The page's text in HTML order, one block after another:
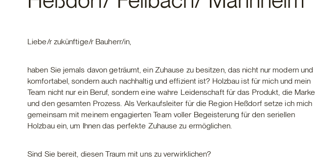
Liebe/r zukünftige/r Bauherr/in,
haben Sie jemals davon geträumt, ein Zuhause zu besitzen, das nicht nur modern und
komfortabel, sondern auch nachhaltig und effizient ist? Holzbau ist für mich und mein
Team nicht nur ein Beruf, sondern eine wahre Leidenschaft für das Produkt, die Marke
und den gesamten Prozess. Als Verkaufsleiter für die Region Heßdorf setze ich mich
gemeinsam mit meinem engagierten Team voller Begeisterung für den seriellen
Holzbau ein, um Ihnen das perfekte Zuhause zu ermöglichen.
Sind Sie bereit, diesen Traum mit uns zu verwirklichen?